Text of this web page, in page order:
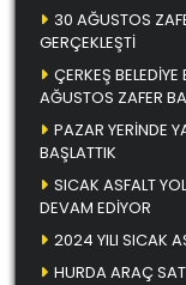
30 AĞUSTOS
GERÇEKLEŞTİ
ÇERKEŞ
AĞUSTOS ZAFER
PAZAR YERİNDE
BAŞLATTIK
SICAK ASFALT
DEVAM EDİYOR
2024 YILI SICAK
HURDA ARAÇ